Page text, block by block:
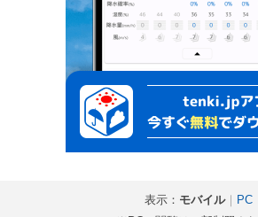
表示： モバイル｜
PC